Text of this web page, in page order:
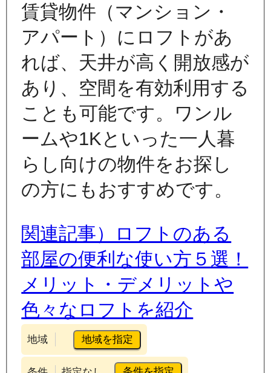
賃貸物件（マンション・
アパート）にロフトがあ
れば、天井が高く開放感が
あり、空間を有効利用する
ことも可能です。ワンル
ームや1Kといった一人暮
らし向けの物件をお探し
の方にもおすすめです。
関連記事）ロフトのある
部屋の便利な使い方５選！
メリット・デメリットや
色々なロフトを紹介
地域 地域を指定